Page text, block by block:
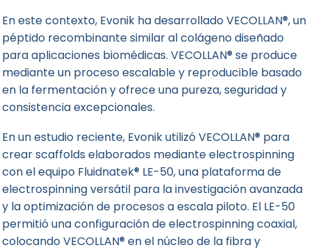
En este contexto, Evonik ha desarrollado VECOLLAN®, un
péptido recombinante similar al colágeno diseñado
para aplicaciones biomédicas. VECOLLAN® se produce
mediante un proceso escalable y reproducible basado
en la fermentación y ofrece una pureza, seguridad y
consistencia excepcionales.
En un estudio reciente, Evonik utilizó VECOLLAN® para
crear scaffolds elaborados mediante electrospinning
con el equipo Fluidnatek® LE-50, una plataforma de
electrospinning versátil para la investigación avanzada
y la optimización de procesos a escala piloto. El LE-50
permitió una configuración de electrospinning coaxial,
colocando VECOLLAN® en el núcleo de la fibra y